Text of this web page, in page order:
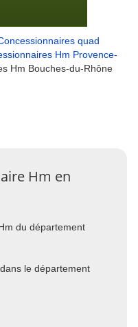
quad
Hm Provence-
Hm Bouches-du-Rhône
Hm en
du département
le département